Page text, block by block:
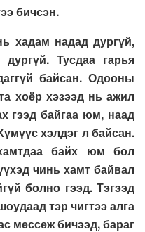
бичсэн.
хадам надад дургүй,
Тусдаа гарья
байсан. Одооны
хоёр хэзээд нь ажил
гээд байгаа юм, наад
хэлдэг л байсан.
байх юм бол
чинь хамт байвал
болно гээд. Тэгээд
тэр чигтээ алга
мессеж бичээд, бараг